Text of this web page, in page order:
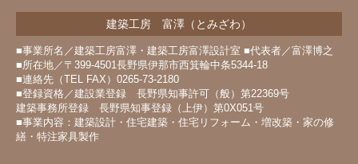
建築工房 富澤（とみざわ）
■事業所名／建築工房富澤・建築工房富澤設計室 ■代表者／富澤博之
■所在地／〒399-4501長野県伊那市西箕輪中条5344-18
■連絡先（TEL FAX）0265-73-2180
■登録資格／建設業登録 長野県知事許可（般）第22369号
建築事務所登録 長野県知事登録（上伊）第0X051号
■事業内容：建築設計・住宅建築・住宅リフォーム・増改築・家の修
繕・特注家具製作